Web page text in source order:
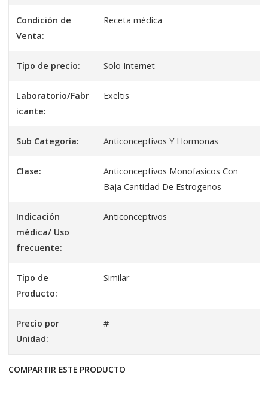
Condición de
Venta:
Receta médica
Tipo de precio: Solo Internet
Laboratorio/Fabr
icante:
Exeltis
Sub Categoría: Anticonceptivos Y Hormonas
Clase:
Anticonceptivos Monofasicos Con
Baja Cantidad De Estrogenos
Indicación
médica/ Uso
frecuente:
Anticonceptivos
Tipo de
Producto:
Similar
Precio por
Unidad:
#
COMPARTIR ESTE PRODUCTO